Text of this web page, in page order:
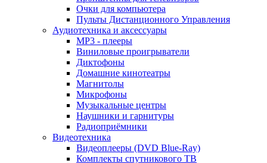
Очки для компьютера
Пульты Дистанционного Управления
Аудиотехника и аксессуары
MP3 - плееры
Виниловые проигрыватели
Диктофоны
Домашние кинотеатры
Магнитолы
Микрофоны
Музыкальные центры
Наушники и гарнитуры
Радиоприёмники
Видеотехника
Видеоплееры (DVD Blue-Ray)
Комплекты спутникового ТВ